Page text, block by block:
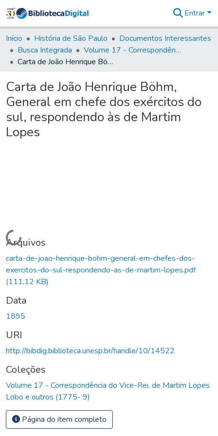
&
Coleções
Tudo na
Biblioteca
Estatísticas
Entrar
Início História de São Paulo
Documentos Interessantes
Busca Integrada
Volume 17 - Correspondência do Vice-Rei, de Martim Lopes Lobo e outros (1775- 9)
Carta de João Henrique Böhm, General em chefe dos exércitos do sul, respondendo às de Martim Lopes
Carta de João Henrique Böhm,
General em chefe dos exércitos do
sul, respondendo às de Martim
Lopes
Carregando...
Arquivos
carta-de-joao-henrique-bohm-general-em-chefes-dos-
exercitos-do-sul-respondendo-as-de-martim-lopes.pdf
(111,12 KB)
Data
1895
URI
http://bibdig.biblioteca.unesp.br/handle/10/14522
Coleções
Volume 17 - Correspondência do Vice-Rei, de Martim Lopes
Lobo e outros (1775- 9)
Página do item completo